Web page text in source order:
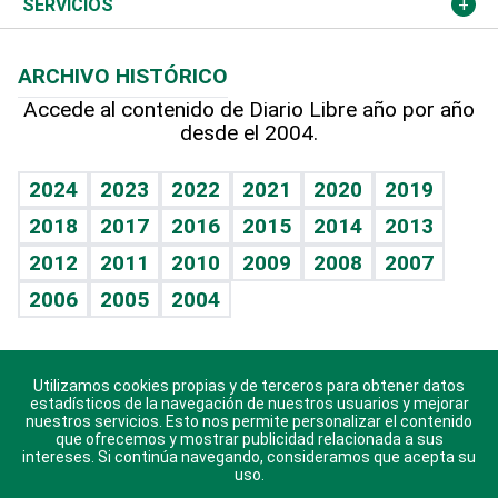
Hablando con el pediatra
Vida y familia
Eñe
Celebrando la vida
Sin complejos
En pocas palabras
Escuchando al corazón
Economía Personal
Línea de hit
TBT Deportivo
Más firmas
Opinión
Hecho en casa
Guía del dinero
SERVICIOS
Cumpleaños
Horóscopos
Crucigramas
ARCHIVO HISTÓRICO
Accede al contenido de Diario Libre año por año
desde el 2004.
2024 2023 2022 2021 2020
2019
2018
2017 2016 2015 2014
2013
2012
2011 2010 2009 2008
2007
2006
2005 2004
Descarga nuestras aplicaciones para Android, iOS y
sistema Huawei.
Utilizamos cookies propias y de terceros para obtener datos
estadísticos de la navegación de nuestros usuarios y mejorar
nuestros servicios. Esto nos permite personalizar el contenido
que ofrecemos y mostrar publicidad relacionada a sus
intereses. Si continúa navegando, consideramos que acepta su
uso.